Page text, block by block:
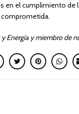
en el cumplimiento de
comprometida.
Energía y miembro de